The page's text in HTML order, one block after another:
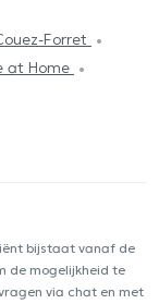
Forret
at Home
bijstaat vanaf de
de mogelijkheid te
via chat en met